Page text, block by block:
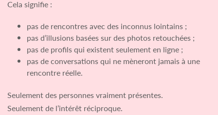
Cela signifie :
pas de rencontres avec des inconnus lointains ;
pas d’illusions basées sur des photos retouchées ;
pas de profils qui existent seulement en ligne ;
pas de conversations qui ne mèneront jamais à une
rencontre réelle.
Seulement des personnes vraiment présentes.
Seulement de l’intérêt réciproque.